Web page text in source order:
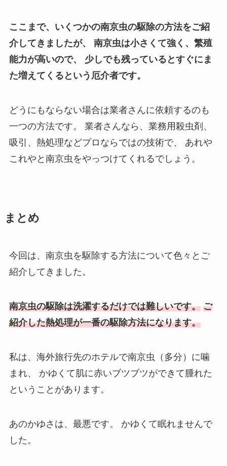
ここまで、いくつかの南京虫の駆除の方法をご紹
介してきましたが、
南京虫は小さくて強く、繁殖
能力が高いので、
少しでも残っているとすぐにま
た増えてくるという厄介者です。
どうにもならない場合は業者さんに依頼するのも
一つの方法です。
業者さんなら、業務用殺虫剤、
吸引、熱処理などプロならではの技術で、
あれや
これやと南京虫をやっつけてくれるでしょう。
まとめ
今回は、南京虫を駆除する方法について色々とご
紹介してきました。
南京虫の駆除は洗濯するだけでは難しいです。 ご
紹介した熱処理が一番の駆除方法になります。
私は、海外旅行先のホテルで南京虫（多分）に噛
まれ、
かゆくて肌に赤いブツブツができて腫れた
ということがあります。
あのかゆさは、最悪です。
かゆくて眠れませんで
した。